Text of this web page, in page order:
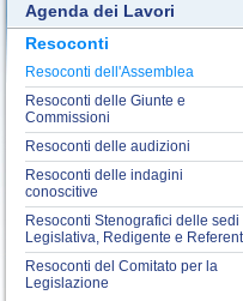
Agenda dei Lavori
Resoconti
Resoconti dell'Assemblea
Resoconti delle Giunte e
Commissioni
Resoconti delle audizioni
Resoconti delle indagini
conoscitive
Resoconti Stenografici delle sedi
Legislativa, Redigente e
Resoconti del Comitato per la
Legislazione